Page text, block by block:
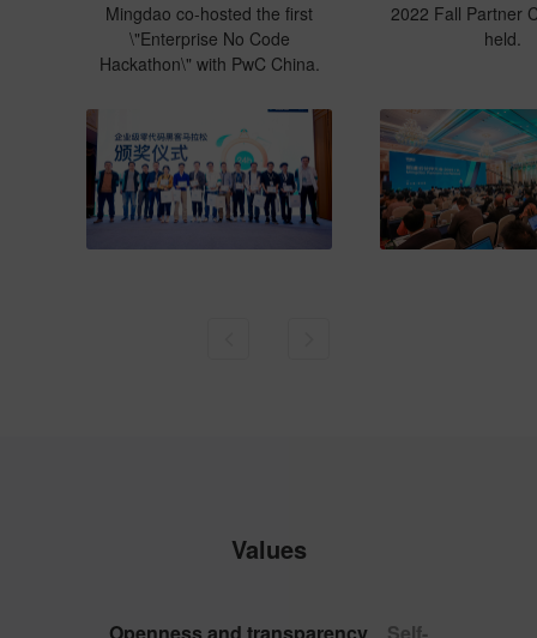
Mingdao co-hosted the first
\"Enterprise No Code
Hackathon\" with PwC China.
2022 Fall Partner
held.
Values